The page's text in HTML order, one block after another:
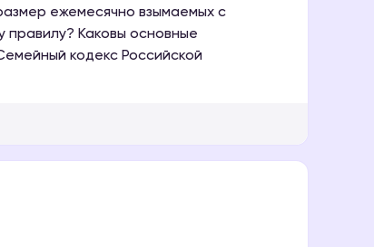
ежемесячно взымаемых с
Каковы основные
кодекс Российской